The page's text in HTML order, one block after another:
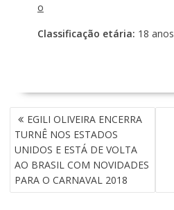
o
Classificação etária: 18 anos
N
A
V
G
A
EGILI OLIVEIRA ENCERRA
TURNÊ NOS ESTADOS
UNIDOS E ESTÁ DE VOLTA
AO BRASIL COM NOVIDADES
PARA O CARNAVAL 2018